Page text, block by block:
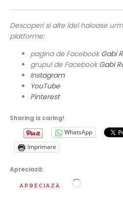
Descoperi si alte idei haioase
platforme:
pagina de FacebookGabi
grupul de FacebookGabi
Instagram
YouTube
Pinterest
Sharing is caring!
WhatsApp
Imprimare
Apreciază:
APRECIAZĂ Încarc...